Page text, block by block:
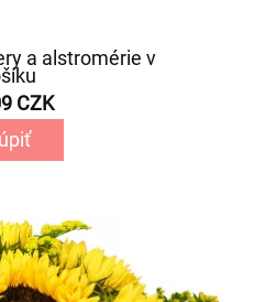
a alstromérie v
CZK